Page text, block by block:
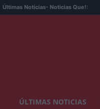
Últimas Noticias- Noticias Que!:
ÚLTIMAS NOTICIAS